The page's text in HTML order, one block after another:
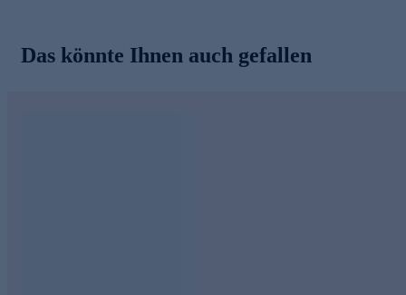
Das könnte Ihnen auch gefallen